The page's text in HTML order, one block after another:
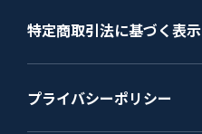
特定商取引法に基づく表示
プライバシーポリシー